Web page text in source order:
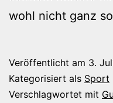
wohl nicht ganz
Veröffentlicht am 3.
Kategorisiert als Sport
Verschlagwortet mit